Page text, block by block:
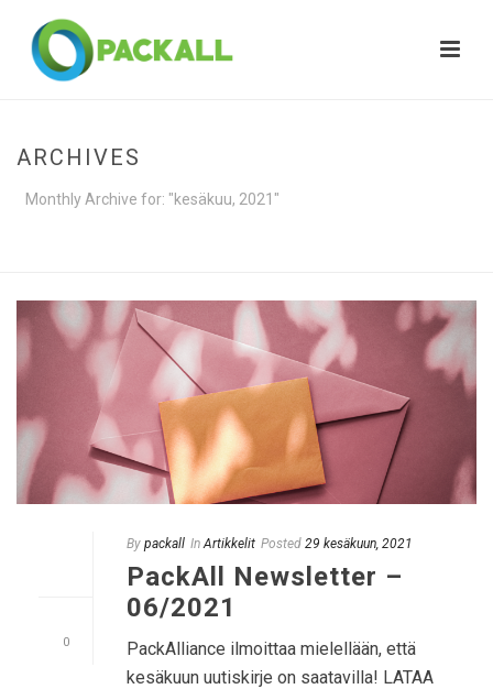
ARCHIVES
Monthly Archive for: "kesäkuu, 2021"
0
By packall In Artikkelit Posted 29 kesäkuun, 2021
PackAll Newsletter –
06/2021
PackAlliance ilmoittaa mielellään, että
kesäkuun uutiskirje on saatavilla! LATAA